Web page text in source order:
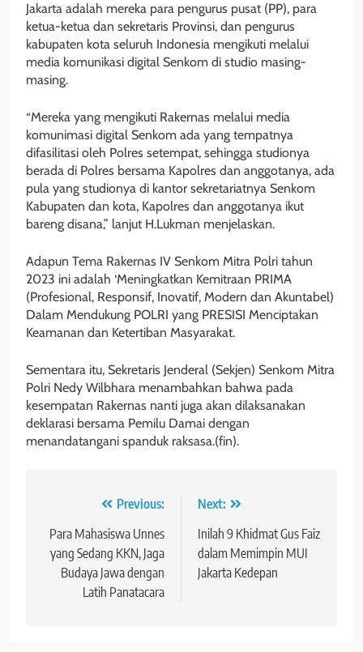
Jakarta adalah mereka para pengurus pusat (PP), para
ketua-ketua dan sekretaris Provinsi, dan pengurus
kabupaten kota seluruh Indonesia mengikuti melalui
media komunikasi digital Senkom di studio masing-
masing.
“Mereka yang mengikuti Rakernas melalui media
komunimasi digital Senkom ada yang tempatnya
difasilitasi oleh Polres setempat, sehingga studionya
berada di Polres bersama Kapolres dan anggotanya, ada
pula yang studionya di kantor sekretariatnya Senkom
Kabupaten dan kota, Kapolres dan anggotanya ikut
bareng disana,” lanjut H.Lukman menjelaskan.
Adapun Tema Rakernas IV Senkom Mitra Polri tahun
2023 ini adalah ‘Meningkatkan Kemitraan PRIMA
(Profesional, Responsif, Inovatif, Modern dan Akuntabel)
Dalam Mendukung POLRI yang PRESISI Menciptakan
Keamanan dan Ketertiban Masyarakat.
Sementara itu, Sekretaris Jenderal (Sekjen) Senkom Mitra
Polri Nedy Wilbhara menambahkan bahwa pada
kesempatan Rakernas nanti juga akan dilaksanakan
deklarasi bersama Pemilu Damai dengan
menandatangani spanduk raksasa.(fin).
Navigasi
pos
Previous:
Para Mahasiswa Unnes
yang Sedang KKN, Jaga
Budaya Jawa dengan
Latih Panatacara
Next:
Inilah 9 Khidmat Gus Faiz
dalam Memimpin MUI
Jakarta Kedepan